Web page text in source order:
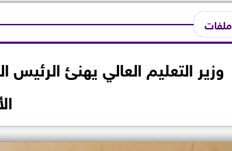
ملفات
وزير التعليم العالي يهنئ